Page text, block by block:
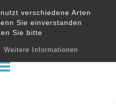
verschiedene Arten
Sie einverstanden
Sie bitte
Weitere Informationen